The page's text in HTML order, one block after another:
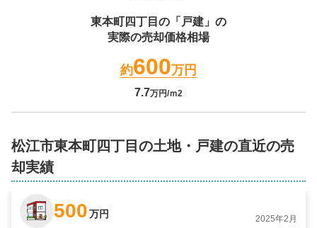
東本町四丁目 の「戸建」の
実際の売却価格相場
約600万円
7.7万円/ｍ2
松江市東本町四丁目の土地・戸建の直近の売
却実績
500万円 2025年2月